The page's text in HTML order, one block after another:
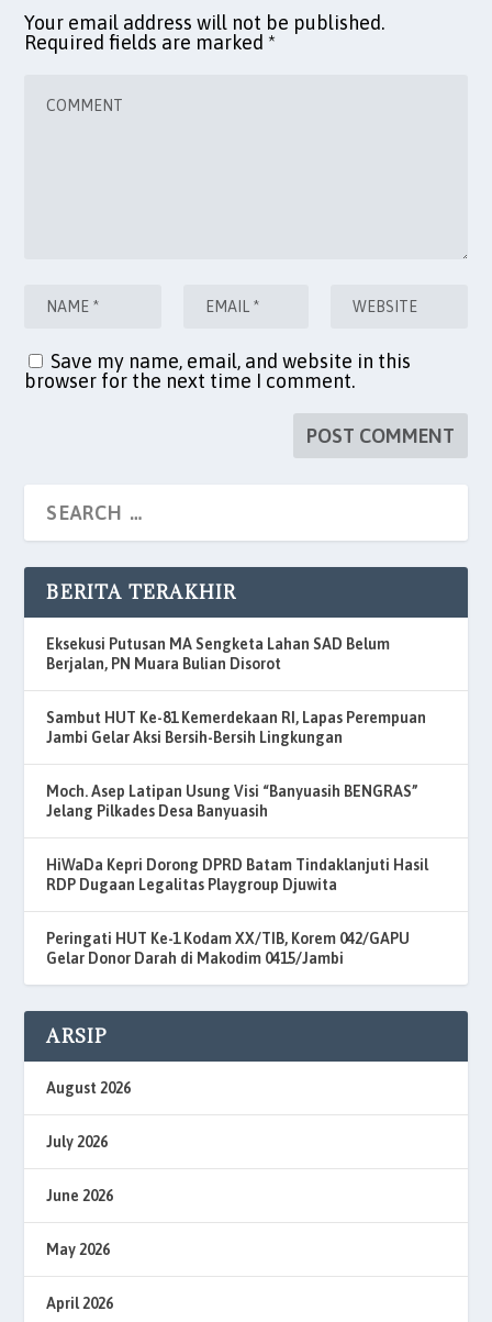
Your email address will not be published.
Required fields are marked *
Save my name, email, and website in this
browser for the next time I comment.
BERITA TERAKHIR
Eksekusi Putusan MA Sengketa Lahan SAD Belum
Berjalan, PN Muara Bulian Disorot
Sambut HUT Ke-81 Kemerdekaan RI, Lapas Perempuan
Jambi Gelar Aksi Bersih-Bersih Lingkungan
Moch. Asep Latipan Usung Visi “Banyuasih BENGRAS”
Jelang Pilkades Desa Banyuasih
HiWaDa Kepri Dorong DPRD Batam Tindaklanjuti Hasil
RDP Dugaan Legalitas Playgroup Djuwita
Peringati HUT Ke-1 Kodam XX/TIB, Korem 042/GAPU
Gelar Donor Darah di Makodim 0415/Jambi
ARSIP
August 2026
July 2026
June 2026
May 2026
April 2026